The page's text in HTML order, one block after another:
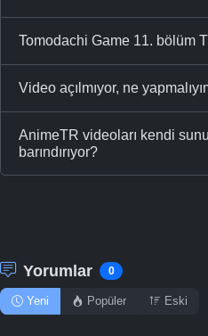
Tomodachi Game 11. bölüm
Video açılmıyor, ne
AnimeTR videoları kendi
barındırıyor?
Yorumlar 0
Yeni Popüler Eski